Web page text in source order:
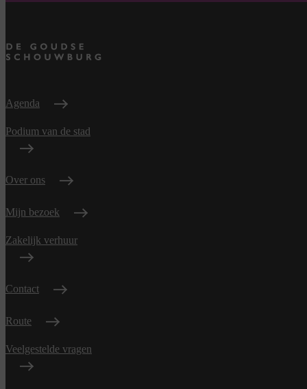
Agenda
Podium van de stad
Over ons
Mijn bezoek
Zakelijk verhuur
Contact
Route
Veelgestelde vragen